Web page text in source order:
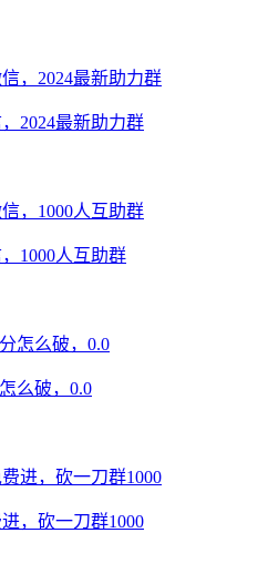
2024最新助力群
1000人互助群
么破，0.0
，砍一刀群1000